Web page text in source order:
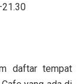
daftar tempat